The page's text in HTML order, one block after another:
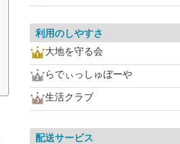
利用のしやすさ
大地を守る会
らでぃっしゅぼーや
生活クラブ
配送サービス